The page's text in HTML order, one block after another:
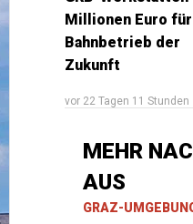
Millionen Euro
Bahnbetrieb der
Zukunft
vor 22 Tagen 11 Stunden
MEHR
AUS
GRAZ-